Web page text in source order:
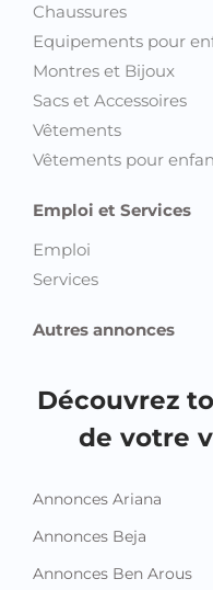
Chaussures
Equipements pour
Montres et Bijoux
Sacs et Accessoires
Vêtements
Vêtements pour
Emploi et Services
Emploi
Services
Autres annonces
Découvrez
de votre
Annonces Ariana
Annonces Beja
Annonces Ben Arous